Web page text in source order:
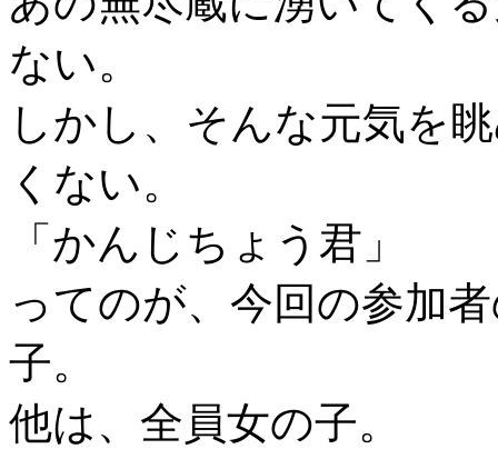
ない。
しかし、そんな元気を
くない。
「かんじちょう君」
ってのが、今回の参加
子。
他は、全員女の子。